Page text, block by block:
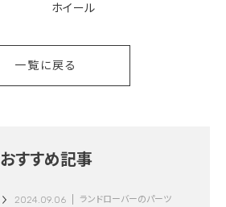
ホイール
一覧に戻る
おすすめ記事
2024.09.06 ランドローバーのパーツ